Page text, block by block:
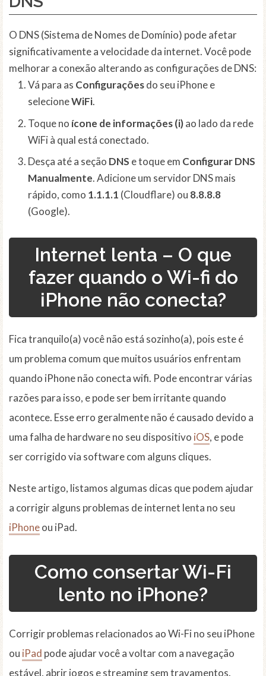
O DNS (Sistema de Nomes de Domínio) pode afetar
significativamente a velocidade da internet. Você pode
melhorar a conexão alterando as configurações de DNS:
Vá para as Configuraçõesdo seu iPhone e
selecioneWiFi.
Toque no ícone de informações (i)ao lado da rede
WiFi à qual está conectado.
Desça até a seção DNS e toque em Configurar DNS
Manualmente. Adicione um servidor DNS mais
rápido, como 1.1.1.1 (Cloudflare) ou 8.8.8.8
(Google).
Internet lenta – O que
fazer quando o Wi-fi do
iPhone não conecta?
Fica tranquilo(a) você não está sozinho(a), pois este é
um problema comum que muitos usuários enfrentam
quando iPhone não conecta wifi. Pode encontrar várias
razões para isso, e pode ser bem irritante quando
acontece. Esse erro geralmente não é causado devido a
uma falha de hardware no seu dispositivo iOS, e pode
ser corrigido via software com alguns cliques.
Neste artigo, listamos algumas dicas que podem ajudar
a corrigir alguns problemas de internet lenta no seu
iPhoneou iPad.
Como consertar Wi-Fi
lento no iPhone?
Corrigir problemas relacionados ao Wi-Fi no seu iPhone
ou iPad pode ajudar você a voltar com a navegação
estável, abrir jogos e streaming sem travamentos.